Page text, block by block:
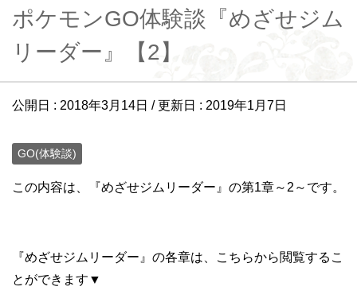
ポケモンGO体験談『めざせジム
リーダー』【2】
公開日 : 2018年3月14日 / 更新日 : 2019年1月7日
GO(体験談)
この内容は、『めざせジムリーダー』の第1章～2～です。
『めざせジムリーダー』の各章は、こちらから閲覧するこ
とができます▼